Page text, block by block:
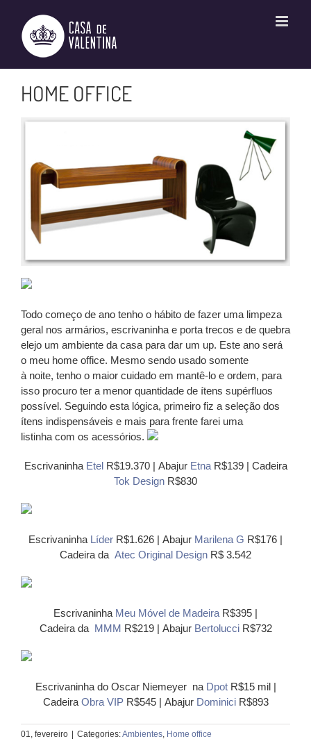
conteúdo
HOME OFFICE
Todo começo de ano tenho o hábito de fazer uma limpeza
geral nos armários, escrivaninha e porta trecos e de quebra
elejo um ambiente da casa para dar um up. Este ano será
o meu home office. Mesmo sendo usado somente
à noite, tenho o maior cuidado em mantê-lo e ordem, para
isso procuro ter a menor quantidade de ítens supérfluos
possível. Seguindo esta lógica, primeiro fiz a seleção dos
ítens indispensáveis e mais para frente farei uma
listinha com os acessórios.
Escrivaninha EtelR$19.370 | Abajur EtnaR$139 | Cadeira
Tok Design R$830
Escrivaninha Líder R$1.626 | Abajur Marilena G R$176 |
Cadeira da Atec Original Design R$ 3.542
Escrivaninha Meu Móvel de Madeira R$395 |
Cadeira da MMM R$219 | Abajur BertolucciR$732
Escrivaninha do Oscar Niemeyer na DpotR$15 mil |
Cadeira Obra VIPR$545 | Abajur DominiciR$893
01, fevereiro Categories:Ambientes, Home office